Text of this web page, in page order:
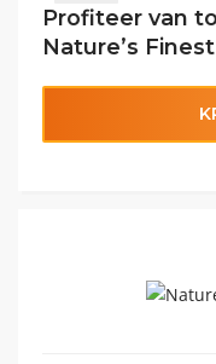
Profiteer van
Nature’s